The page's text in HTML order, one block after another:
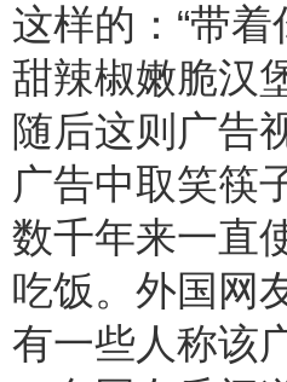
这样的：“带
甜辣椒嫩脆汉
随后这则广告
广告中取笑筷
数千年来一直
吃饭。外国网
有一些人称该